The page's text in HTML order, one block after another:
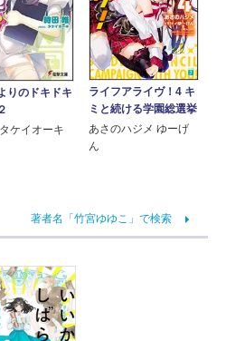
りのドキドキ
ケイオーキ
ライフアライヴ！4 キ
ミと続ける学園総選挙
あさのハジメ ゆーげ
ん
著者名「竹宮ゆゆこ」で検索